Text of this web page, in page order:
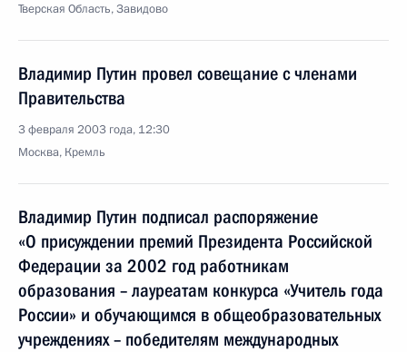
Тверская Область, Завидово
Владимир Путин провел совещание с членами
Правительства
3 февраля 2003 года, 12:30
Москва, Кремль
Владимир Путин подписал распоряжение
«О присуждении премий Президента Российской
Федерации за 2002 год работникам
образования – лауреатам конкурса «Учитель года
России» и обучающимся в общеобразовательных
учреждениях – победителям международных